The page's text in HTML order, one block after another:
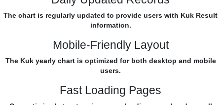
The chart is regularly updated to provide users with Kuk Result
information.
Mobile-Friendly Layout
The Kuk yearly chart is optimized for both desktop and mobile
users.
Fast Loading Pages